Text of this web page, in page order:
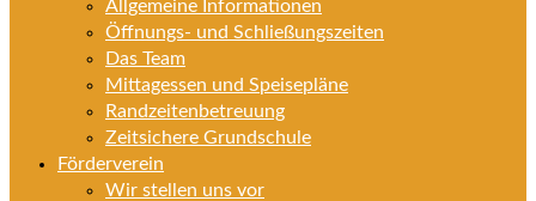
Allgemeine Informationen
Öffnungs- und Schließungszeiten
Das Team
Mittagessen und Speisepläne
Randzeitenbetreuung
Zeitsichere Grundschule
Förderverein
Wir stellen uns vor